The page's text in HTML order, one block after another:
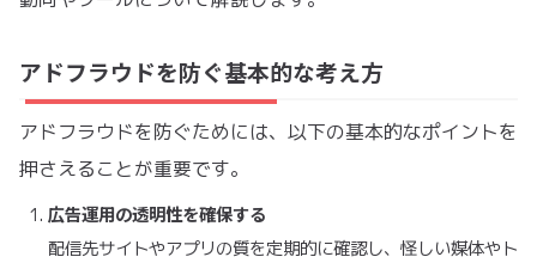
アドフラウドを防ぐ基本的な考え方
アドフラウドを防ぐためには、以下の基本的なポイントを
押さえることが重要です。
広告運用の透明性を確保する
配信先サイトやアプリの質を定期的に確認し、怪しい媒体やト